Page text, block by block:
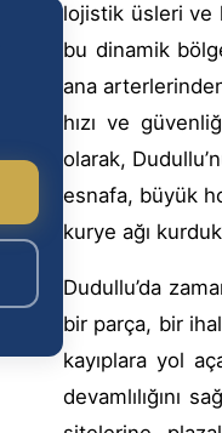
lojistik üsleri ve
bu dinamik
ana
hızı ve
olarak,
esnafa, büyük
kurye ağı
Dudullu’da
bir parça, bir
kayıplara yol
devamlılığını